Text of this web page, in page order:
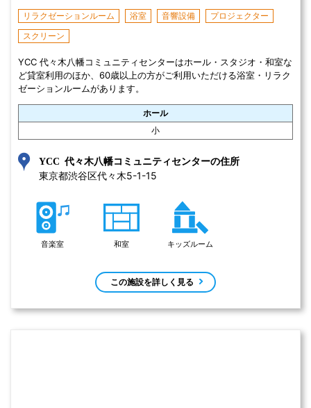
リラクゼーションルーム 浴室 音響設備
プロジェクター
スクリーン
YCC 代々木八幡コミュニティセンターはホール・スタジオ・和室な
ど貸室利用のほか、60歳以上の方がご利用いただける浴室・リラク
ゼーションルームがあります。
ホール
小
YCC 代々木八幡コミュニティセンターの住所
東京都渋谷区代々木5-1-15
音楽室 和室 キッズルーム
この施設を詳しく見る